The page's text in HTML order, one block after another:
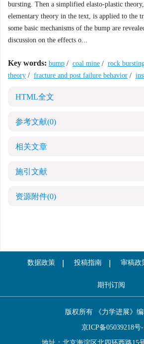
bursting. Then a simplified elasto-plastic
elementary theory in the text, is applied to the
some basic mechanisms of the bump are
discussion on the effects o...
Key words: bump / coal mine / rock
theory / fracture and post failure behavior /
HTML全文
参考文献(0)
相关文章
施引文献
资源附件(0)
数据政策 投稿指南 审稿政
期刊订阅
版权所有 《力学进展》
京ICP备05039218号-